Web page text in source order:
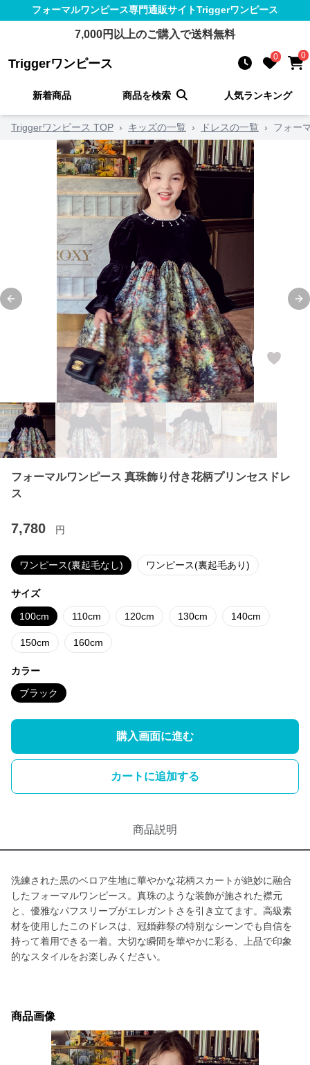
フォーマルワンピース専門通販サイトTriggerワンピース
7,000円以上のご購入で送料無料
Triggerワンピース 0 0
新着商品 商品を検索 人気ランキング
Triggerワンピース TOP › キッズの一覧 › ドレスの一覧 › フォー
Previous slide
フォーマルワンピース 真珠飾り付き花柄プリンセスドレ
ス
7,780 円
ワンピース(裏起毛なし) ワンピース(裏起毛あり)
サイズ
100cm 110cm 120cm 130cm 140cm
150cm 160cm
カラー
ブラック
購入画面に進む
カートに追加する
商品説明
洗練された黒のベロア生地に華やかな花柄スカートが絶妙に融合
したフォーマルワンピース。真珠のような装飾が施された襟元
と、優雅なパフスリーブがエレガントさを引き立てます。高級素
材を使用したこのドレスは、冠婚葬祭の特別なシーンでも自信を
持って着用できる一着。大切な瞬間を華やかに彩る、上品で印象
的なスタイルをお楽しみください。
商品画像